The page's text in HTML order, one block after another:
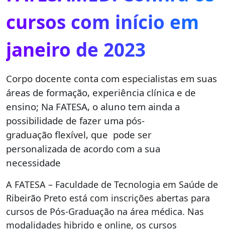
cursos com início em
janeiro de 2023
Corpo docente conta com especialistas em suas
áreas de formação, experiência clínica e de
ensino; Na FATESA, o aluno tem ainda a
possibilidade de fazer uma pós-
graduação flexível, que pode ser
personalizada de acordo com a sua
necessidade
A FATESA – Faculdade de Tecnologia em Saúde de
Ribeirão Preto está com inscrições abertas para
cursos de Pós-Graduação na área médica. Nas
modalidades hibrido e online, os cursos